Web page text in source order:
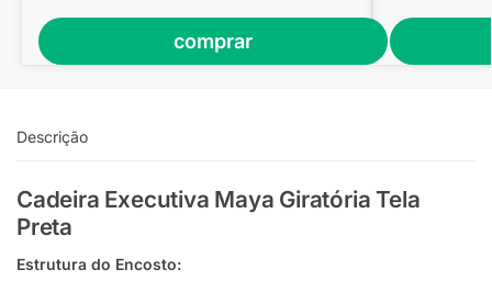
comprar
Descrição
Cadeira Executiva Maya Giratória Tela
Preta
Estrutura do Encosto: